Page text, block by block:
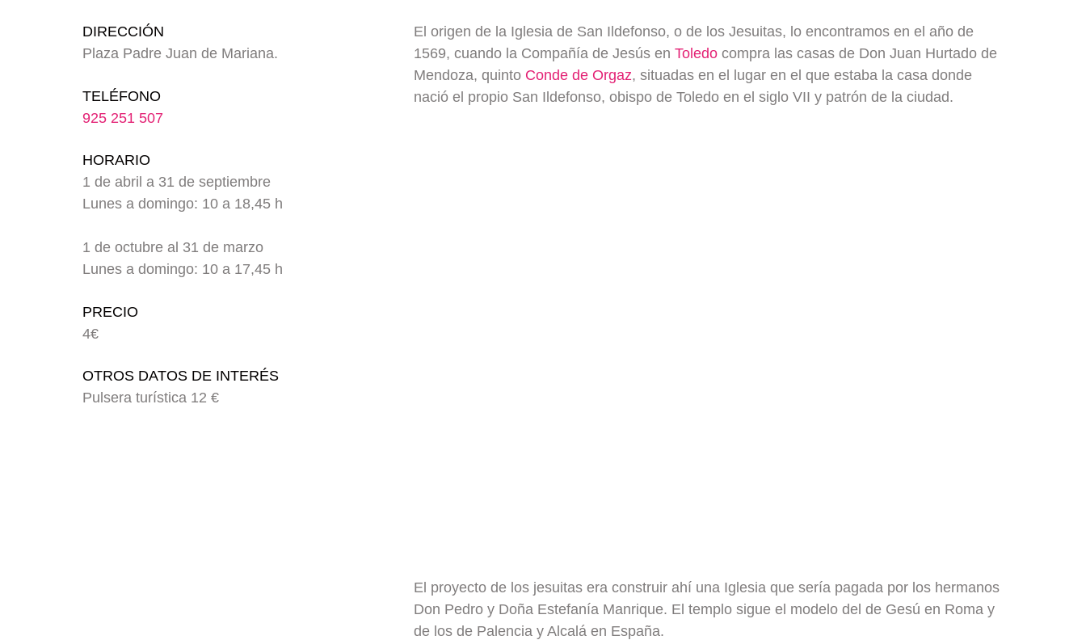
DIRECCIÓN
Plaza Padre Juan de Mariana.
TELÉFONO
925 251 507
HORARIO
1 de abril a 31 de septiembre
Lunes a domingo: 10 a 18,45 h
1 de octubre al 31 de marzo
Lunes a domingo: 10 a 17,45 h
PRECIO
4€
OTROS DATOS DE INTERÉS
Pulsera turística 12 €
El origen de la Iglesia de San Ildefonso, o de los Jesuitas, lo encontramos en el año de
1569, cuando la Compañía de Jesús enToledo compra las casas de Don Juan Hurtado de
Mendoza, quinto Conde de Orgaz, situadas en el lugar en el que estaba la casa donde
nació el propio San Ildefonso, obispo de Toledo en el siglo VII y patrón de la ciudad.
El proyecto de los jesuitas era construir ahí una Iglesia que sería pagada por los hermanos
Don Pedro y Doña Estefanía Manrique. El templo sigue el modelo del de Gesú en Roma y
de los de Palencia y Alcalá en España.